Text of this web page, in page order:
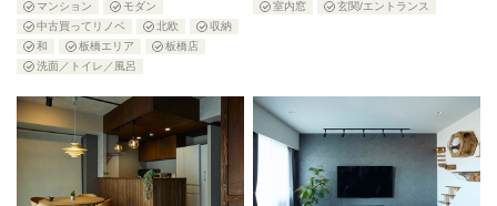
マンション
モダン
中古買ってリノベ
北欧
収納
和
板橋エリア
板橋店
洗面／トイレ／風呂
室内窓
玄関/エントランス